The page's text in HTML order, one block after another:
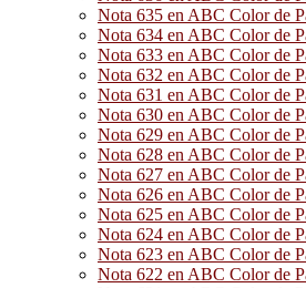
Nota 635 en ABC Color de
Nota 634 en ABC Color de
Nota 633 en ABC Color de
Nota 632 en ABC Color de
Nota 631 en ABC Color de
Nota 630 en ABC Color de
Nota 629 en ABC Color de
Nota 628 en ABC Color de
Nota 627 en ABC Color de
Nota 626 en ABC Color de
Nota 625 en ABC Color de
Nota 624 en ABC Color de
Nota 623 en ABC Color de
Nota 622 en ABC Color de